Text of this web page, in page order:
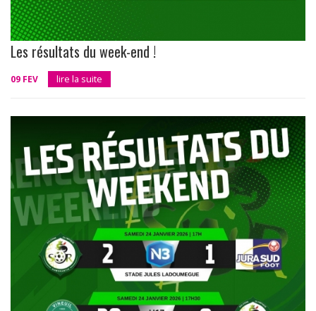
Les résultats du week-end !
09 FEV lire la suite